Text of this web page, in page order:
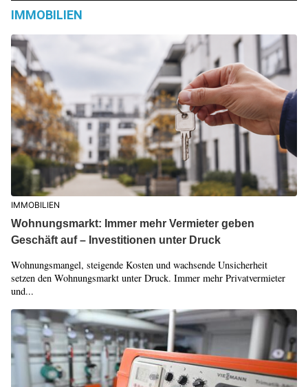
IMMOBILIEN
IMMOBILIEN
Wohnungsmarkt: Immer mehr Vermieter geben
Geschäft auf – Investitionen unter Druck
Wohnungsmangel, steigende Kosten und wachsende Unsicherheit
setzen den Wohnungsmarkt unter Druck. Immer mehr Privatvermieter
und...